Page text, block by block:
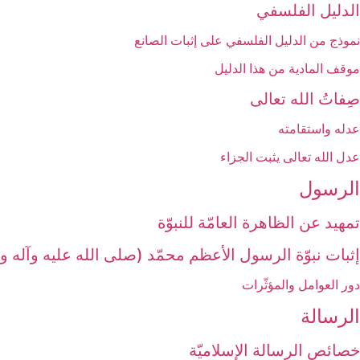
الدليل الفلسفي‏
نموذج من الدليل الفلسفي على إثبات الصانع
موقف المادية من هذا الدليل
صِفاتُ الله تعالى‏
عدله واستقامته
عدل الله تعالى يثبت الجزاء
الرسول‏
تمهيد عن الظاهرة العامّة للنبوّة
إثبات نبوّة الرسول الأعظم محمّد (صلى الله عليه وآله
دور العوامل والمؤثّرات
الرسالة
خصائص الرسالة الإسلاميّة